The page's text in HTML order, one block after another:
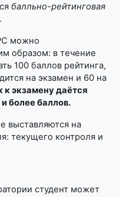
балльно-рейтинговая
можно
образом: в течение
100 баллов рейтинга,
на экзамен и 60 на
к экзамену даётся
более баллов.
выставляются на
текущего контроля и
студент может